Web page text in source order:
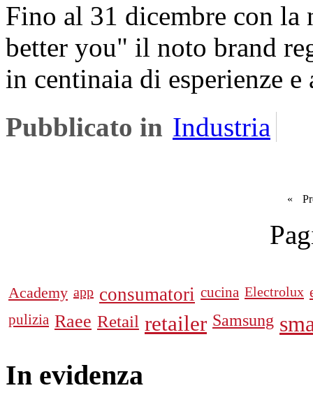
Fino al 31 dicembre con la
better you" il noto brand
in centinaia di esperienze
Pubblicato in Industria
«
Academy app consumatori cucina Electrolux
pulizia Raee Retail retailer Samsung
In evidenza